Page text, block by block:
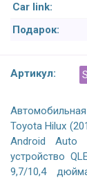
Car link:
Подарок:
Артикул:
Toyota Hilux
Android Auto
устройство
9,7/10,4